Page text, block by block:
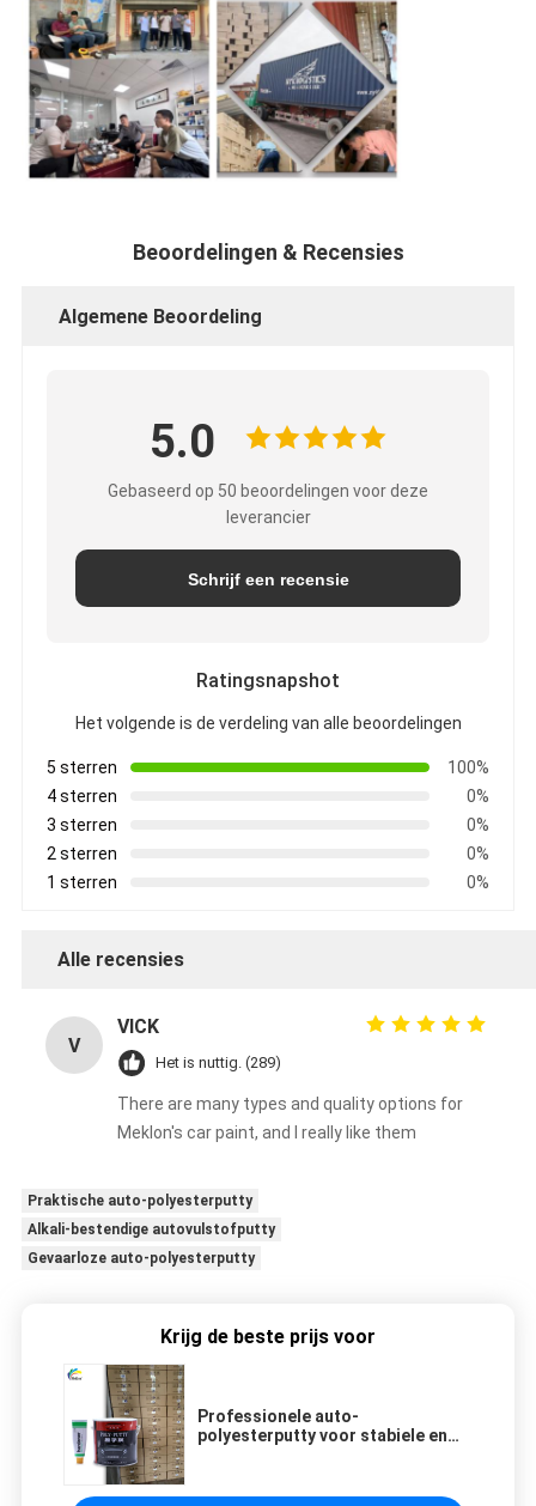
Beoordelingen & Recensies
Algemene Beoordeling
5.0
Gebaseerd op 50 beoordelingen voor deze
leverancier
Schrijf een recensie
Ratingsnapshot
Het volgende is de verdeling van alle beoordelingen
5 sterren
100%
4 sterren
0%
3 sterren
0%
2 sterren
0%
1 sterren
0%
Alle recensies
V
VICK
Het is nuttig. (289)
There are many types and quality options for
Meklon's car paint, and I really like them
Praktische auto-polyesterputty
Alkali-bestendige autovulstofputty
Gevaarloze auto-polyesterputty
Krijg de beste prijs voor
Professionele auto-
polyesterputty voor stabiele en